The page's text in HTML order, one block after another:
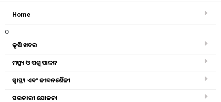
Home
o
କୃଷି ଖବର
ମତ୍ସ୍ୟ ଓ ପଶୁ ପାଳନ
ସ୍ୱାସ୍ଥ୍ୟ ଏବଂ ଜୀବନଶୈଳୀ
ସରକାରୀ ଯୋଜନା
କୃଷି ଖବର